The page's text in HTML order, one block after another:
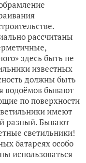
рассчитаны
здесь быть не
известных
должны быть
водоёмов бывают
по поверхности
имеют
разный. Бывают
светильники!
батареях особо
использоваться